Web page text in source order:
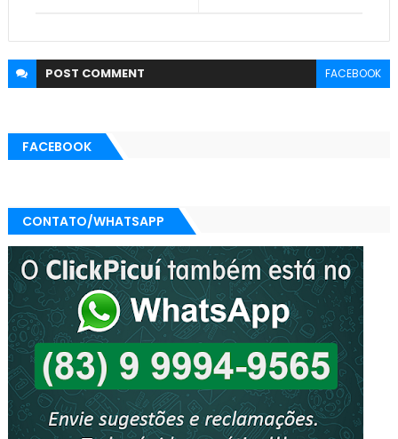
POST COMMENT FACEBOOK
FACEBOOK
CONTATO/WHATSAPP